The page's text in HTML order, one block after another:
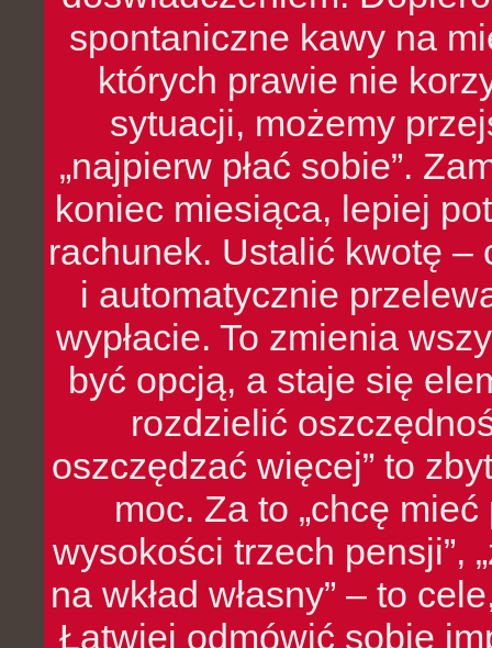
spontaniczne kawy na
których prawie nie
sytuacji, możemy
„najpierw płać sobie”.
koniec miesiąca, lepiej
rachunek. Ustalić kwotę
i automatycznie
wypłacie. To zmienia
być opcją, a staje się
rozdzielić
oszczędzać więcej” to
moc. Za to „chcę
wysokości trzech pensji”,
na wkład własny” – to
Łatwiej odmówić sobie